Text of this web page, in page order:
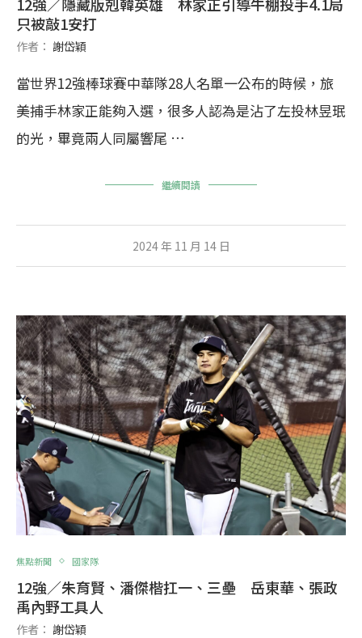
只被敲1安打
作者： 謝岱穎
當世界12強棒球賽中華隊28人名單一公布的時候，旅
美捕手林家正能夠入選，很多人認為是沾了左投林昱珉
的光，畢竟兩人同屬響尾 …
繼續閱讀
2024 年 11 月 14 日
焦點新聞 國家隊
12強／朱育賢、潘傑楷扛一、三壘 岳東華、張政
禹內野工具人
作者： 謝岱穎